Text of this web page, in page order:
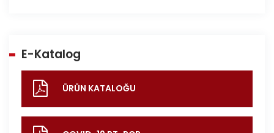
E-Katalog
ÜRÜN KATALOĞU